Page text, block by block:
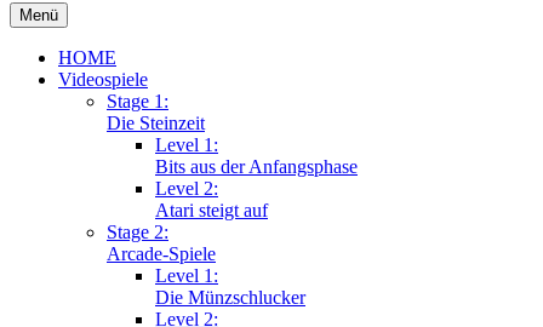
Menü
HOME
Videospiele
Stage 1:
Die Steinzeit
Level 1:
Bits aus der Anfangsphase
Level 2:
Atari steigt auf
Stage 2:
Arcade-Spiele
Level 1:
Die Münzschlucker
Level 2: